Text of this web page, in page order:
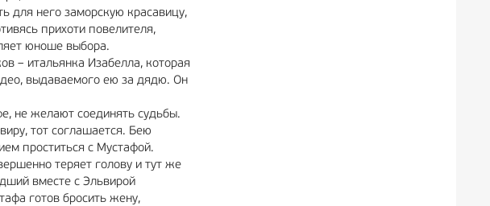
для него заморскую красавицу,
прихоти повелителя,
юноше выбора.
– итальянка Изабелла, которая
выдаваемого ею за дядю. Он
не желают соединять судьбы.
тот соглашается. Бею
проститься с Мустафой.
теряет голову и тут же
вместе с Эльвирой
готов бросить жену,